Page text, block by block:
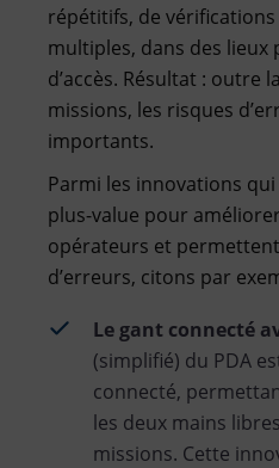
répétitifs, de vérifications
multiples, dans des lieux
d’accès. Résultat : outre
missions, les risques
importants.
Parmi les innovations
plus-value pour
opérateurs et
d’erreurs, citons par
Le gant connecté
(simplifié) du PDA
connecté,
les deux mains
missions. Cette